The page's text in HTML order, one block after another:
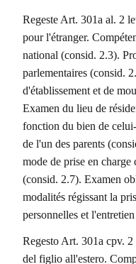
Regeste Art. 301a al. 2
pour l'étranger.
national (consid. 2.3).
parlementaires (consid.
d'établissement et de
Examen du lieu de
fonction du bien de
de l'un des parents
mode de prise en
(consid. 2.7). Examen
modalités régissant la
personnelles et
Regesto Art. 301a cpv.
del figlio all'estero.